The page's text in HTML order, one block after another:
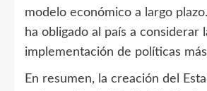
modelo económico a largo
ha obligado al país a considerar
implementación de políticas
En resumen, la creación del